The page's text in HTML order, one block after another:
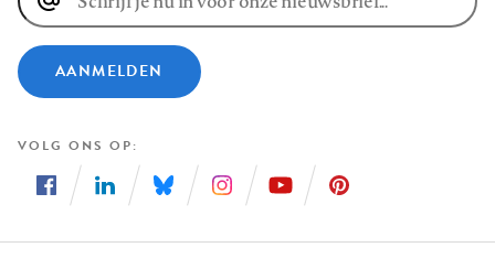
E-
mailadres
AANMELDEN
VOLG ONS OP
ons
ons
ons
ons
ons
ons